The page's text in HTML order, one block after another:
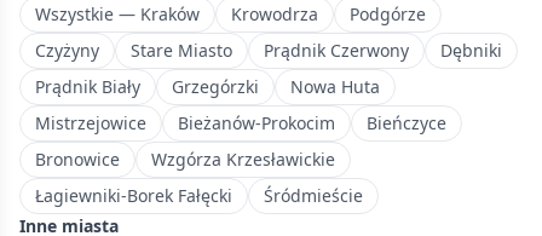
Kopcem
Kościuszki
i
terenami
rekreacyjnymi.
Wszystkie — Kraków
Krowodrza
Podgórze
Czyżyny
Stare Miasto Prądnik Czerwony
Dębniki
Prądnik Biały
Grzegórzki
Nowa Huta
Mistrzejowice
Bieżanów-Prokocim
Bieńczyce
Bronowice
Wzgórza Krzesławickie
Łagiewniki-Borek Fałęcki
Śródmieście
Inne miasta